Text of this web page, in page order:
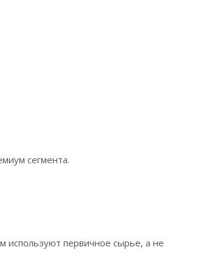
сегмента.
используют первичное сырье, а не